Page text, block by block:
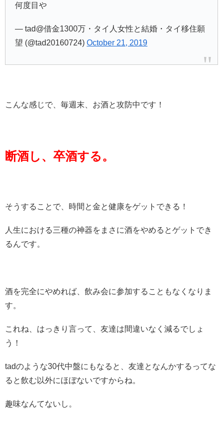
何度目や
— tad@借金1300万・タイ人女性と結婚・タイ移住願
望 (@tad20160724)October 21, 2019
こんな感じで、毎週末、お酒と攻防中です！
断酒し、卒酒する。
そうすることで、時間と金と健康をゲットできる！
人生における三種の神器をまさに酒をやめるとゲットでき
るんです。
酒を完全にやめれば、飲み会に参加することもなくなりま
す。
これね、はっきり言って、友達は間違いなく減るでしょ
う！
tadのような30代中盤にもなると、友達となんかするってな
ると飲む以外にほぼないですからね。
趣味なんてないし。